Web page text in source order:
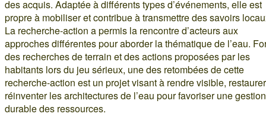
des acquis. Adaptée à différents types d’événements, elle est
propre à mobiliser et contribue à transmettre des savoirs
La recherche-action a permis la rencontre d’acteurs aux
approches différentes pour aborder la thématique de l’eau.
des recherches de terrain et des actions proposées par les
habitants lors du jeu sérieux, une des retombées de cette
recherche-action est un projet visant à rendre visible,
réinventer les architectures de l’eau pour favoriser une gestion
durable des ressources.